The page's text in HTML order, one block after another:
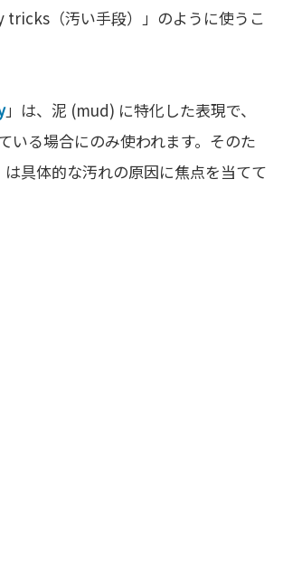
（汚い手段）」のように使うこ
」は、泥 (mud) に特化した表現で、
いる場合にのみ使われます。そのた
具体的な汚れの原因に焦点を当てて